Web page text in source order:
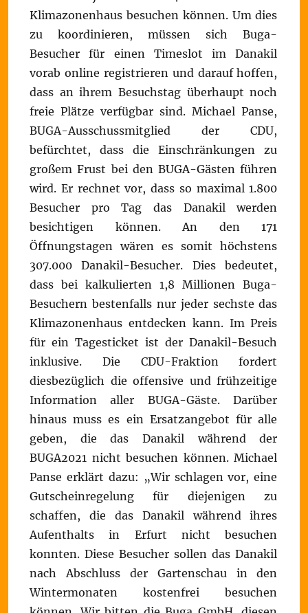
Klimazonenhaus besuchen können. Um dies
zu koordinieren, müssen sich Buga-
Besucher für einen Timeslot im Danakil
vorab online registrieren und darauf hoffen,
dass an ihrem Besuchstag überhaupt noch
freie Plätze verfügbar sind. Michael Panse,
BUGA-Ausschussmitglied der CDU,
befürchtet, dass die Einschränkungen zu
großem Frust bei den BUGA-Gästen führen
wird. Er rechnet vor, dass so maximal 1.800
Besucher pro Tag das Danakil werden
besichtigen können. An den 171
Öffnungstagen wären es somit höchstens
307.000 Danakil-Besucher. Dies bedeutet,
dass bei kalkulierten 1,8 Millionen Buga-
Besuchern bestenfalls nur jeder sechste das
Klimazonenhaus entdecken kann. Im Preis
für ein Tagesticket ist der Danakil-Besuch
inklusive. Die CDU-Fraktion fordert
diesbezüglich die offensive und frühzeitige
Information aller BUGA-Gäste. Darüber
hinaus muss es ein Ersatzangebot für alle
geben, die das Danakil während der
BUGA2021 nicht besuchen können. Michael
Panse erklärt dazu: „Wir schlagen vor, eine
Gutscheinregelung für diejenigen zu
schaffen, die das Danakil während ihres
Aufenthalts in Erfurt nicht besuchen
konnten. Diese Besucher sollen das Danakil
nach Abschluss der Gartenschau in den
Wintermonaten kostenfrei besuchen